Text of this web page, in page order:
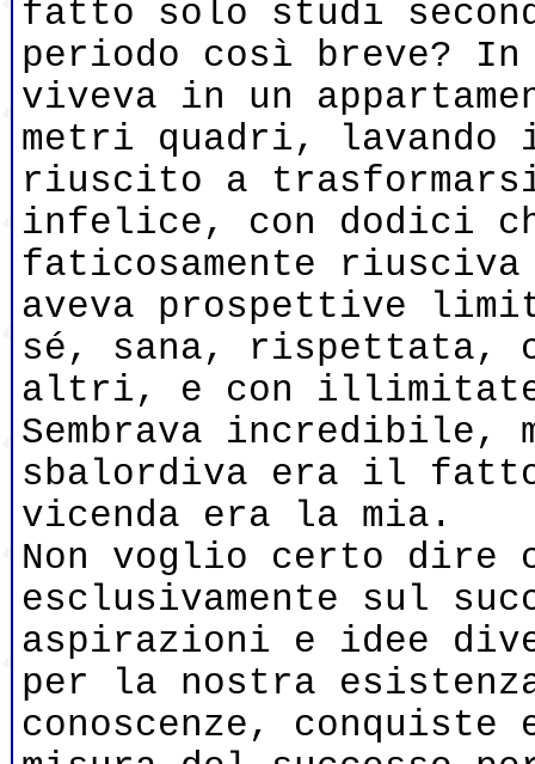
fatto solo studi
periodo così breve?
viveva in un
metri quadri, lavando
riuscito a
infelice, con dodici
faticosamente
aveva prospettive
sé, sana, rispettata,
altri, e con illimitate
Sembrava incredibile,
sbalordiva era il
vicenda era la mia.
Non voglio certo dire
esclusivamente sul
aspirazioni e idee
per la nostra
conoscenze,